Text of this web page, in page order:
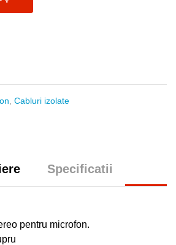
Cabluri izolate
Specificatii
pentru microfon.